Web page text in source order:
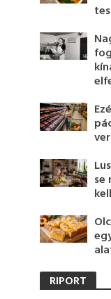
se
RIPORT